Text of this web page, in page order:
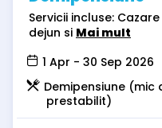
Servicii incluse:
dejun si Mai mult
1 Apr - 30 Sep 2026
Demipensiune (mic
prestabilit)